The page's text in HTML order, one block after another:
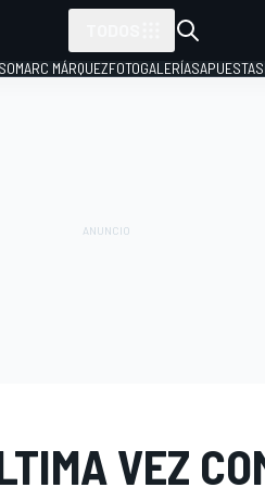
MARC MÁRQUEZFOTOGALERÍASAPUESTAS
VEZ